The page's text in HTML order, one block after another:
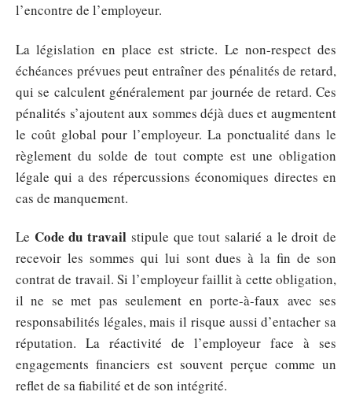
l’encontre de l’employeur.
La législation en place est stricte. Le non-respect des
échéances prévues peut entraîner des pénalités de retard,
qui se calculent généralement par journée de retard. Ces
pénalités s’ajoutent aux sommes déjà dues et augmentent
le coût global pour l’employeur. La ponctualité dans le
règlement du solde de tout compte est une obligation
légale qui a des répercussions économiques directes en
cas de manquement.
Le Code du travail stipule que tout salarié a le droit de
recevoir les sommes qui lui sont dues à la fin de son
contrat de travail. Si l’employeur faillit à cette obligation,
il ne se met pas seulement en porte-à-faux avec ses
responsabilités légales, mais il risque aussi d’entacher sa
réputation. La réactivité de l’employeur face à ses
engagements financiers est souvent perçue comme un
reflet de sa fiabilité et de son intégrité.